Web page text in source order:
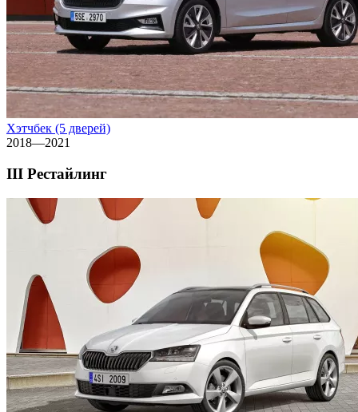
Хэтчбек (5 дверей)
2018—2021
III Рестайлинг